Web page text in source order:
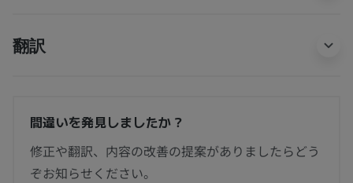
翻訳
間違いを発見しましたか？
修正や翻訳、内容の改善の提案がありましたらどう
ぞお知らせください。